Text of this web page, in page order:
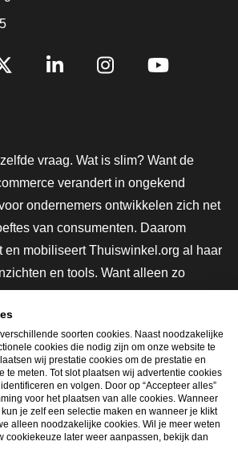
vraag. Wat is slim? Want de
verandert in ongekend
ondernemers ontwikkelen zich net
van consumenten. Daarom
en mobiliseert Thuiswinkel.org al haar
en tools. Want alleen zo
Dus groei ook mee en maak
soorten cookies. Naast noodzakelijke
cookies die nodig zijn om onze website te
wij prestatie cookies om de prestatie en
te meten. Tot slot plaatsen wij advertentie cookies
en volgen. Door op “Accepteer alles”
voor het plaatsen van alle cookies. Wanneer
je zelf een selectie maken en wanneer je klikt
alleen noodzakelijke cookies. Wil je meer weten
cookiekeuze later weer aanpassen, bekijk dan